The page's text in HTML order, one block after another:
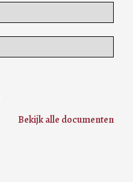
Bekijk alle documenten